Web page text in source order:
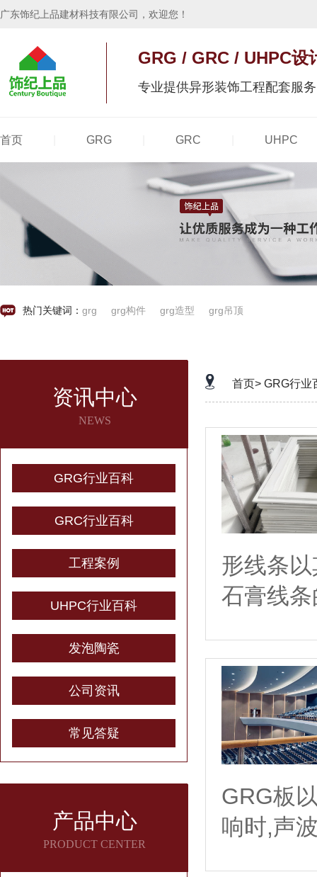
广东饰纪上品建材科技有限公司，欢迎您！
GRG / GRC / UHPC设
专业提供异形装饰工程配套服务
热门关键词： grg grg构件 grg造型 grg吊顶
资讯中心
NEWS
GRG行业百科
GRC行业百科
工程案例
UHPC行业百科
发泡陶瓷
公司资讯
常见答疑
产品中心
PRODUCT CENTER
首页> GRG行业
形线条
石膏线
GRG板
响时,声